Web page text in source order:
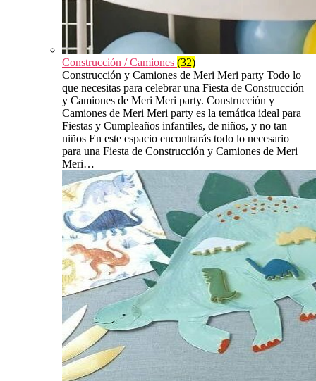
Construcción / Camiones (32)
Construcción y Camiones de Meri Meri party Todo lo
que necesitas para celebrar una Fiesta de Construcción
y Camiones de Meri Meri party. Construcción y
Camiones de Meri Meri party es la temática ideal para
Fiestas y Cumpleaños infantiles, de niños, y no tan
niños En este espacio encontrarás todo lo necesario
para una Fiesta de Construcción y Camiones de Meri
Meri…